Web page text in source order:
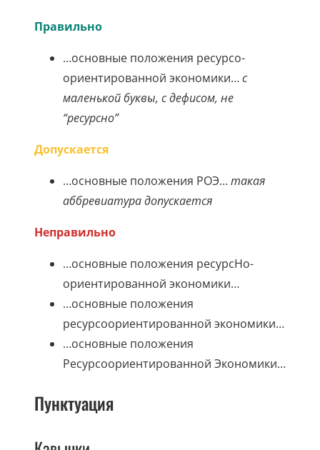
Правильно
…основные положения ресурсо-
ориентированной экономики…с
маленькой буквы, с дефисом, не
“ресурсно”
Допускается
…основные положения РОЭ…такая
аббревиатура допускается
Неправильно
…основные положения ресурсНо-
ориентированной экономики…
…основные положения
ресурсоориентированной экономики…
…основные положения
Ресурсоориентированной Экономики…
Пунктуация